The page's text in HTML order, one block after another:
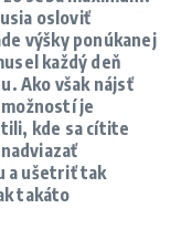
osloviť
výšky ponúkanej
každý deň
Ako však nájsť
je
kde sa cítite
a ušetriť tak
takáto